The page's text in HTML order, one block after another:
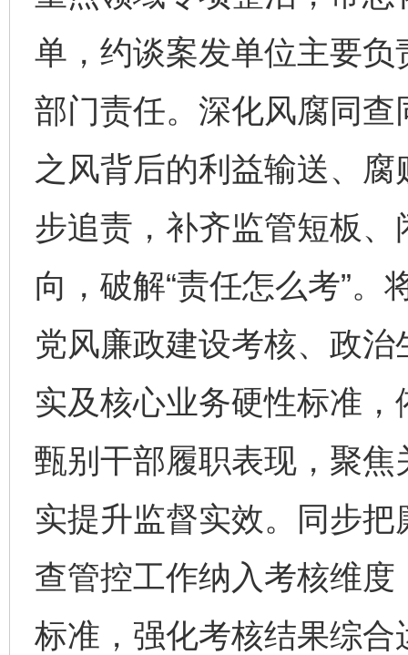
单，约谈案发单位主要
部门责任。深化风腐同
之风背后的利益输送、
步追责，补齐监管短板
向，破解“责任怎么考”
党风廉政建设考核、政
实及核心业务硬性标准
甄别干部履职表现，聚焦
实提升监督实效。同步
查管控工作纳入考核维
标准，强化考核结果综